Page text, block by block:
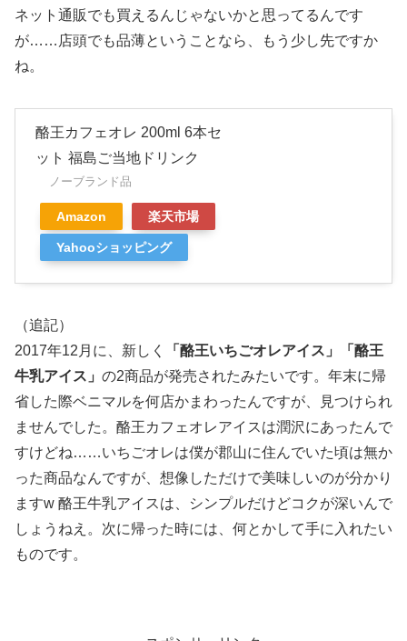
ネット通販でも買えるんじゃないかと思ってるんです
が……店頭でも品薄ということなら、もう少し先ですか
ね。
酪王カフェオレ 200ml 6本セ
ット 福島ご当地ドリンク
ノーブランド品
Amazon 楽天市場
Yahooショッピング
（追記）
2017年12月に、新しく
「酪王いちごオレアイス」「酪王
牛乳アイス」 の2商品が発売されたみたいです。年末に帰
省した際ベニマルを何店かまわったんですが、見つけられ
ませんでした。酪王カフェオレアイスは潤沢にあったんで
すけどね……いちごオレは僕が郡山に住んでいた頃は無か
った商品なんですが、想像しただけで美味しいのが分かり
ますw 酪王牛乳アイスは、シンプルだけどコクが深いんで
しょうねえ。次に帰った時には、何とかして手に入れたい
ものです。